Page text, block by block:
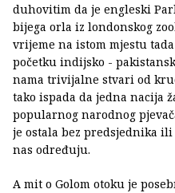
duhovitim da je engleski
bijega orla iz londonskog
vrijeme na istom mjestu
početku indijsko -
nama trivijalne stvari od
tako ispada da jedna nacija
popularnog narodnog
je ostala bez predsjednika
nas određuju.
A mit o Golom otoku je